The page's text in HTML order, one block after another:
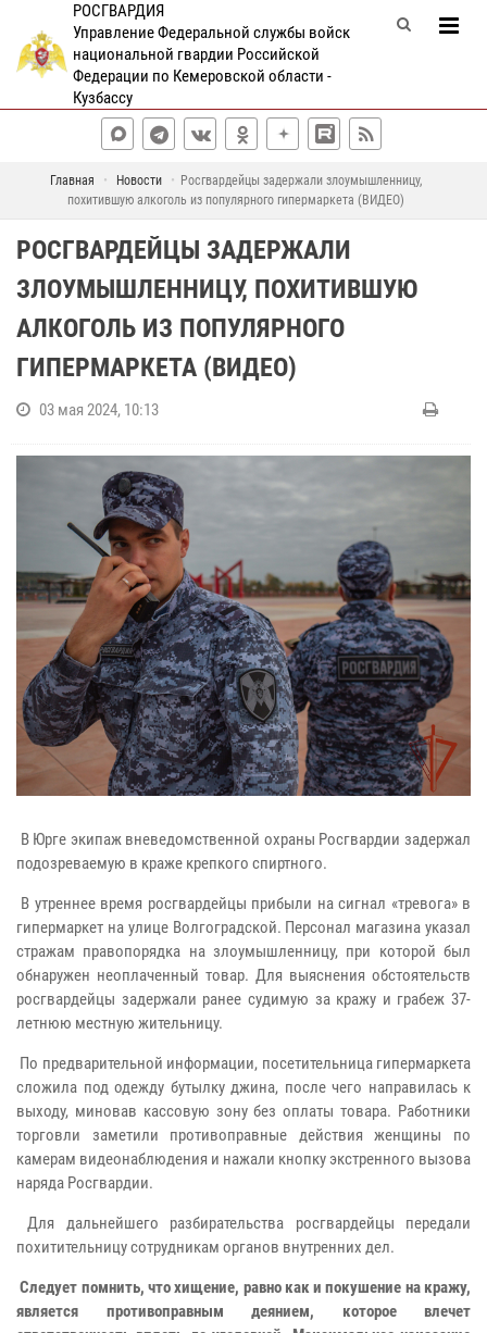
РОСГВАРДИЯ
Управление Федеральной службы войск
национальной гвардии Российской
Федерации по Кемеровской области -
Кузбассу
Главная Новости
Росгвардейцы задержали злоумышленницу,
похитившую алкоголь из популярного гипермаркета (ВИДЕО)
РОСГВАРДЕЙЦЫ ЗАДЕРЖАЛИ
ЗЛОУМЫШЛЕННИЦУ, ПОХИТИВШУЮ
АЛКОГОЛЬ ИЗ ПОПУЛЯРНОГО
ГИПЕРМАРКЕТА (ВИДЕО)
03 мая 2024, 10:13
В Юрге экипаж вневедомственной охраны Росгвардии задержал
подозреваемую в краже крепкого спиртного.
В утреннее время росгвардейцы прибыли на сигнал «тревога» в
гипермаркет на улице Волгоградской. Персонал магазина указал
стражам правопорядка на злоумышленницу, при которой был
обнаружен неоплаченный товар. Для выяснения обстоятельств
росгвардейцы задержали ранее судимую за кражу и грабеж 37-
летнюю местную жительницу.
По предварительной информации, посетительница гипермаркета
сложила под одежду бутылку джина, после чего направилась к
выходу, миновав кассовую зону без оплаты товара. Работники
торговли заметили противоправные действия женщины по
камерам видеонаблюдения и нажали кнопку экстренного вызова
наряда Росгвардии.
Для дальнейшего разбирательства росгвардейцы передали
похитительницу сотрудникам органов внутренних дел.
Следует помнить, что хищение, равно как и покушение на кражу,
является противоправным деянием, которое влечет